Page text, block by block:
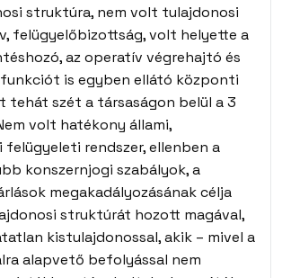
struktúra, nem volt tulajdonosi
felügyelőbizottság, volt helyette a
az operatív végrehajtó és
funkciót is egyben ellátó központi
tehát szét a társaságon belül a 3
volt hatékony állami,
felügyeleti rendszer, ellenben a
konszernjogi szabályok, a
megakadályozásának célja
struktúrát hozott magával,
kistulajdonossal, akik – mivel a
alapvető befolyással nem